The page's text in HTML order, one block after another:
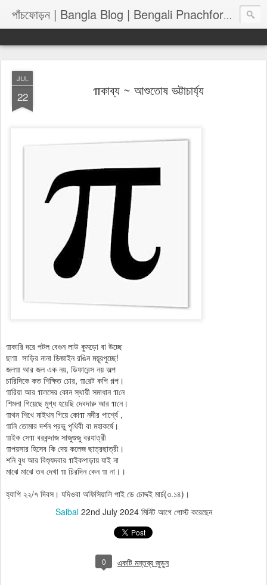
পাঁচফোড়ন | Bangla Blog | Bengali Pnachforon
JUL
22 πকাব্য ~ আশুতোষ ভট্টাচার্য্য
πকারি দরে পটল বেগুন লাউ কুমড়ো বা উচ্ছে
ছাπ সাড়ির নানা ডিজাইন রঙিন ময়ূরপুচ্ছে!
জলπ আর জল এক নয়, ডিফারেন্স নয় অল্প
চারিদিকে কত শিক্ষিত চোর, πরেট কপি গল্প।
πরিয়া আর πলসের কোন স্থায়ী সমাধান πনে
শিমলা গিয়েছে মুগ্ধ হয়েছি দেবদারু আর πনে।
πথন শিখে মাইথন গিয়ে কোπ নদীর পার্শ্বে ,
πনি তোমার দর্শন প্রভু পৃথিবী বা মহাকর্ষে।
πইক সেπ বরকন্দাজ সাজুগুজু বরযাত্রী
πপয়সার হিসেব কি দেয় কলেজ ছাত্রছাত্রী।
শনি বুধ আর বিশ্যুদবার πইকপাড়ায় যাই না
মাঝে মাঝে তব দেখা π চিরদিন কেন π না।।
হ্যাপি ২২/৭ দিবস। যদিওবা অফিসিয়ালি পাই ডে চোদ্দই মার্চ(৩.১৪)।
Saibal 22nd July 2024মিনিট আগে পোস্ট করেছেন
0 একটি মন্তব্য জুড়ুন